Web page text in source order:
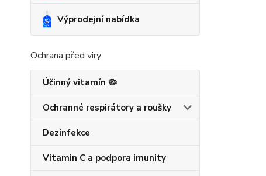
Výprodejní nabídka
Ochrana před viry
Účinný vitamín 🦠
Ochranné respirátory a roušky
Dezinfekce
Vitamin C a podpora imunity